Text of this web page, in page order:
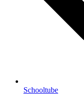
Schooltube